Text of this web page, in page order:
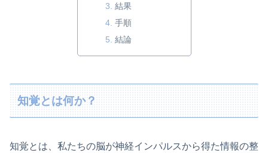
結果
手順
結論
知覚とは何か？
知覚とは、私たちの脳が神経インパルスから得た情報の整